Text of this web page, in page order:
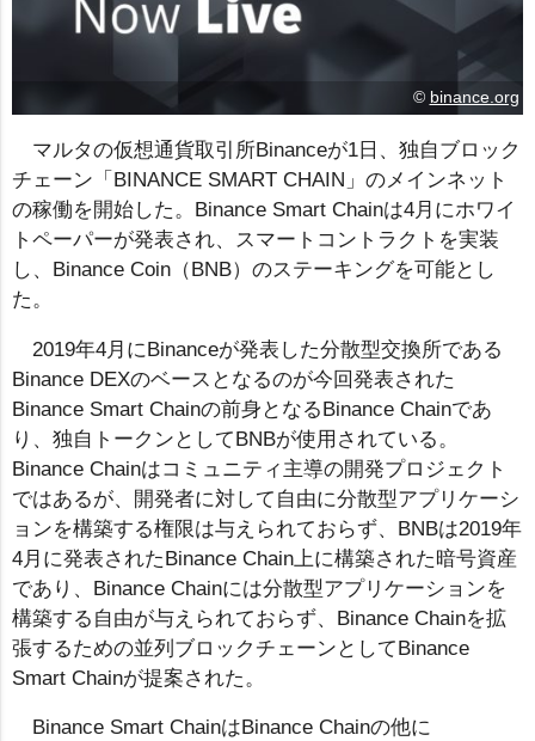
© binance.org
マルタの仮想通貨取引所Binanceが1日、独自ブロック
チェーン「BINANCE SMART CHAIN」のメインネット
の稼働を開始した。Binance Smart Chainは4月にホワイ
トペーパーが発表され、スマートコントラクトを実装
し、Binance Coin（BNB）のステーキングを可能とし
た。
2019年4月にBinanceが発表した分散型交換所である
Binance DEXのベースとなるのが今回発表された
Binance Smart Chainの前身となるBinance Chainであ
り、独自トークンとしてBNBが使用されている。
Binance Chainはコミュニティ主導の開発プロジェクト
ではあるが、開発者に対して自由に分散型アプリケーシ
ョンを構築する権限は与えられておらず、BNBは2019年
4月に発表されたBinance Chain上に構築された暗号資産
であり、Binance Chainには分散型アプリケーションを
構築する自由が与えられておらず、Binance Chainを拡
張するための並列ブロックチェーンとしてBinance
Smart Chainが提案された。
Binance Smart ChainはBinance Chainの他に